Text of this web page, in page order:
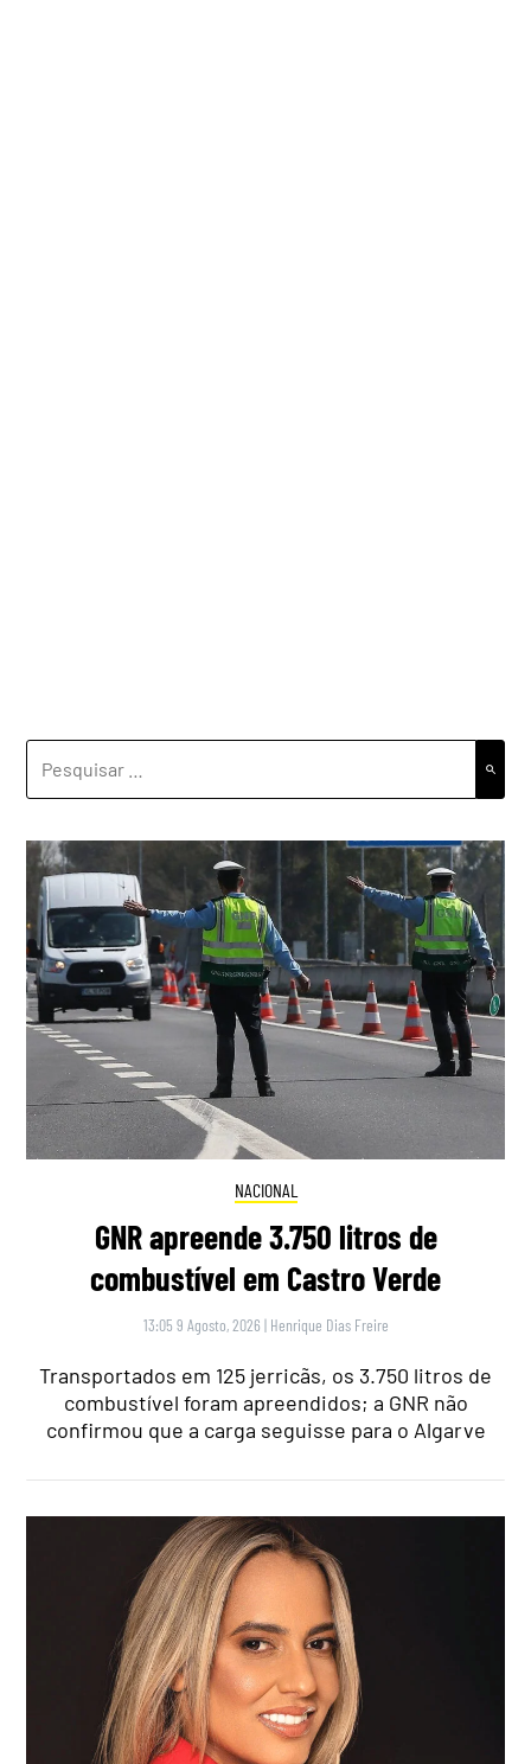
NACIONAL
GNR apreende 3.750 litros de
combustível em Castro Verde
13:05 9 Agosto, 2026 | Henrique Dias Freire
Transportados em 125 jerricãs, os 3.750 litros de
combustível foram apreendidos; a GNR não
confirmou que a carga seguisse para o Algarve